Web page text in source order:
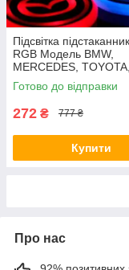
Підсвітка
RGB Модель BMW,
MERCEDES,
LED підсвітка в машину
Готово до відправки
272 ₴ 777 ₴
Купити
Про нас